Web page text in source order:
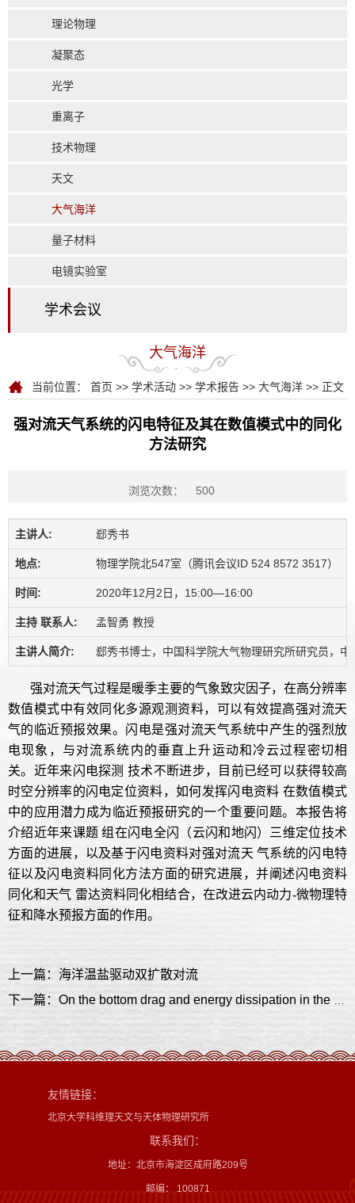
理论物理
凝聚态
光学
重离子
技术物理
天文
大气海洋
量子材料
电镜实验室
学术会议
大气海洋
当前位置： 首页 >> 学术活动 >> 学术报告 >> 大气海洋 >> 正文
强对流天气系统的闪电特征及其在数值模式中的同化
方法研究
浏览次数： 500
主讲人: 郄秀书
地点: 物理学院北547室（腾讯会议ID 524 8572 3517）
时间: 2020年12月2日，15:00—16:00
主持 联系人: 孟智勇 教授
主讲人简介: 郄秀书博士，中国科学院大气物理研究所研究员，
强对流天气过程是暖季主要的气象致灾因子，在高分辨率
数值模式中有效同化多源观测资料，可以有效提高强对流天
气的临近预报效果。闪电是强对流天气系统中产生的强烈放
电现象，与对流系统内的垂直上升运动和冷云过程密切相
关。近年来闪电探测 技术不断进步，目前已经可以获得较高
时空分辨率的闪电定位资料，如何发挥闪电资料 在数值模式
中的应用潜力成为临近预报研究的一个重要问题。本报告将
介绍近年来课题 组在闪电全闪（云闪和地闪）三维定位技术
方面的进展，以及基于闪电资料对强对流天 气系统的闪电特
征以及闪电资料同化方法方面的研究进展，并阐述闪电资料
同化和天气 雷达资料同化相结合，在改进云内动力-微物理特
征和降水预报方面的作用。
上一篇：海洋温盐驱动双扩散对流
友情链接：
北京大学科维理天文与天体物理研究所
联系我们：
地址：北京市海淀区成府路209号
邮编： 100871